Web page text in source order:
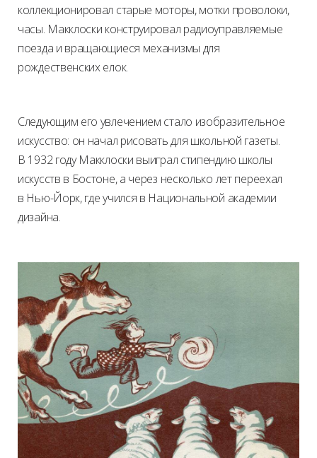
коллекционировал старые моторы, мотки проволоки,
часы. Макклоски конструировал радиоуправляемые
поезда и вращающиеся механизмы для
рождественских елок.
Следующим его увлечением стало изобразительное
искусство: он начал рисовать для школьной газеты.
В 1932 году Макклоски выиграл стипендию школы
искусств в Бостоне, а через несколько лет переехал
в Нью-Йорк, где учился в Национальной академии
дизайна.